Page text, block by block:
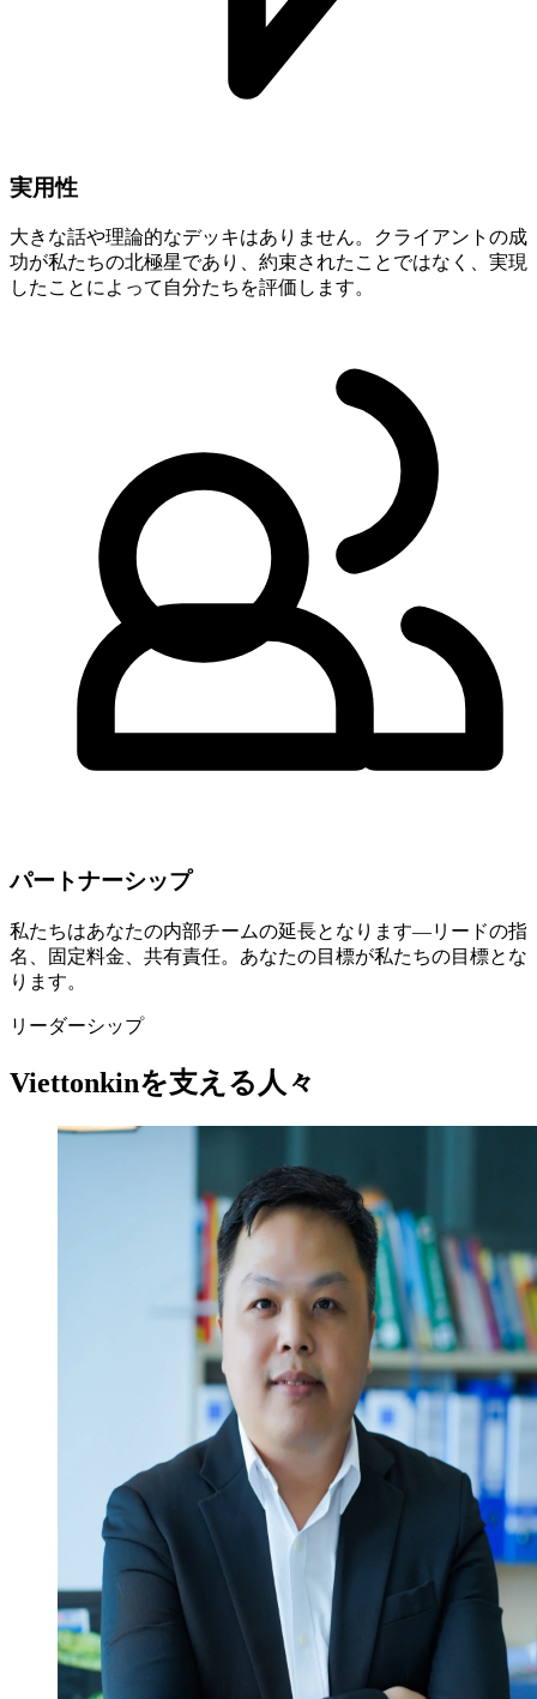
実用性
大きな話や理論的なデッキはありません。クライアントの成
功が私たちの北極星であり、約束されたことではなく、実現
したことによって自分たちを評価します。
パートナーシップ
私たちはあなたの内部チームの延長となります—リードの指
名、固定料金、共有責任。あなたの目標が私たちの目標とな
ります。
リーダーシップ
Viettonkinを支える人々